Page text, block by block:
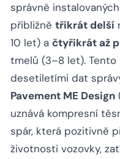
správně
přibližně třikrát delší
10 let) a čtyřikrát až
tmelů (3–8 let).
desetiletími dat
Pavement ME Design
uznává kompresní
spár, která pozitivně
životnosti vozovky,